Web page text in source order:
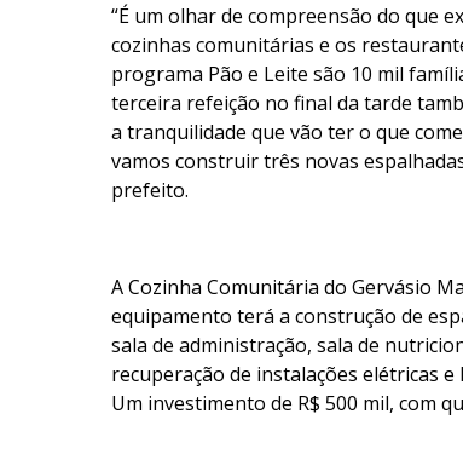
“É um olhar de compreensão do que
cozinhas comunitárias e os
programa Pão e Leite são 10 mil
terceira refeição no final da tarde
a tranquilidade que vão ter o que
vamos construir três novas
prefeito.
A Cozinha Comunitária do Gervásio
equipamento terá a construção de
sala de administração, sala de
recuperação de instalações elétricas
Um investimento de R$ 500 mil, com